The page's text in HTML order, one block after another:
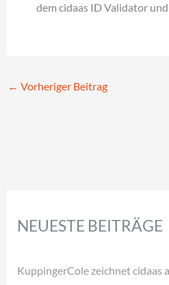
dem cidaas ID Validator
← Vorheriger Beitrag
NEUESTE BEITRÄGE
KuppingerCole zeichnet cidaas